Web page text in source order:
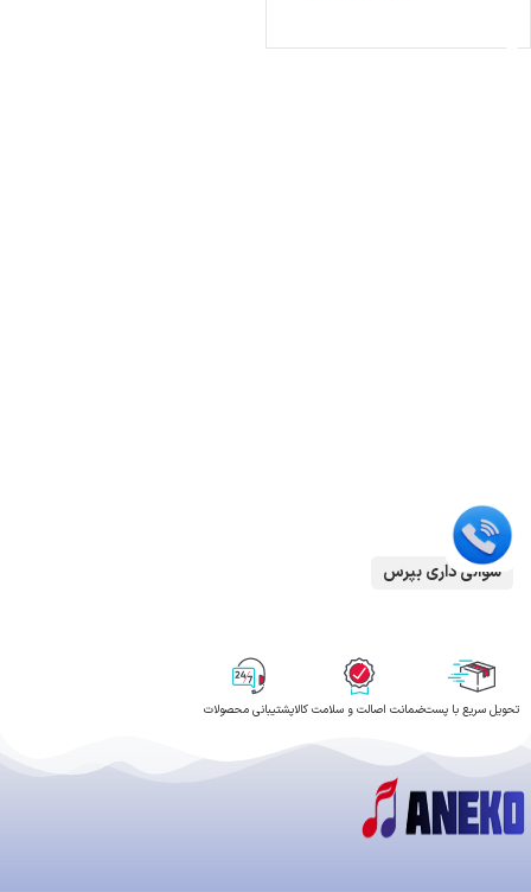
سوالی داری بپرس
تحویل سریع با پستضمانت اصالت و سلامت کالاپشتیبانی محصولات